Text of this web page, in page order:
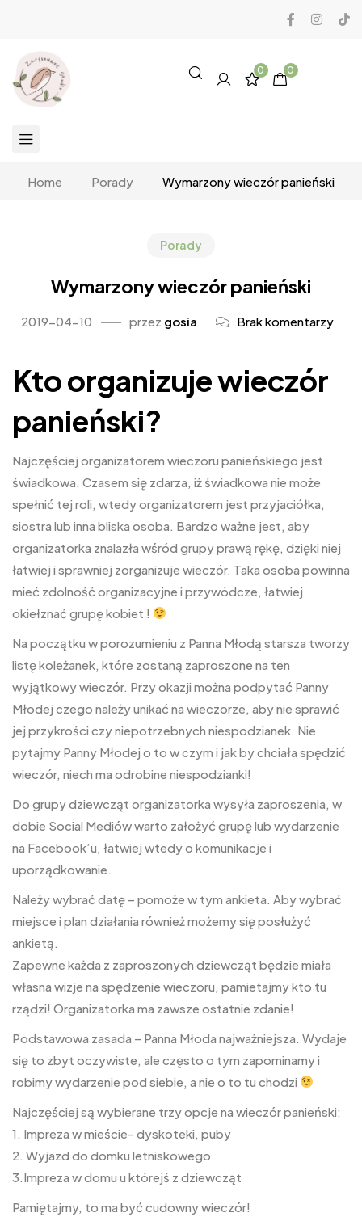
0 0
Home Porady Wymarzony wieczór panieński
Porady
Wymarzony wieczór panieński
2019-04-10 przez gosia Brak komentarzy
Kto organizuje wieczór
panieński?
Najczęściej organizatorem wieczoru panieńskiego jest
świadkowa. Czasem się zdarza, iż świadkowa nie może
spełnić tej roli, wtedy organizatorem jest przyjaciółka,
siostra lub inna bliska osoba. Bardzo ważne jest, aby
organizatorka znalazła wśród grupy prawą rękę, dzięki niej
łatwiej i sprawniej zorganizuje wieczór. Taka osoba powinna
mieć zdolność organizacyjne i przywódcze, łatwiej
okiełznać grupę kobiet !
Na początku w porozumieniu z Panna Młodą starsza tworzy
listę koleżanek, które zostaną zaproszone na ten
wyjątkowy wieczór. Przy okazji można podpytać Panny
Młodej czego należy unikać na wieczorze, aby nie sprawić
jej przykrości czy niepotrzebnych niespodzianek. Nie
pytajmy Panny Młodej o to w czym i jak by chciała spędzić
wieczór, niech ma odrobine niespodzianki!
Do grupy dziewcząt organizatorka wysyła zaproszenia, w
dobie Social Mediów warto założyć grupę lub wydarzenie
na Facebook’u, łatwiej wtedy o komunikacje i
uporządkowanie.
Należy wybrać datę – pomoże w tym ankieta. Aby wybrać
miejsce i plan działania również możemy się posłużyć
ankietą.
Zapewne każda z zaproszonych dziewcząt będzie miała
własna wizje na spędzenie wieczoru, pamietajmy kto tu
rządzi! Organizatorka ma zawsze ostatnie zdanie!
Podstawowa zasada – Panna Młoda najważniejsza. Wydaje
się to zbyt oczywiste, ale często o tym zapominamy i
robimy wydarzenie pod siebie, a nie o to tu chodzi
Najczęściej są wybierane trzy opcje na wieczór panieński:
1. Impreza w mieście- dyskoteki, puby
2. Wyjazd do domku letniskowego
3.Impreza w domu u którejś z dziewcząt
Pamiętajmy, to ma być cudowny wieczór!